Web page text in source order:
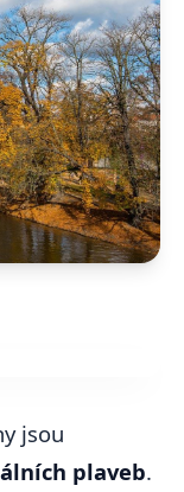
jsou
plaveb.